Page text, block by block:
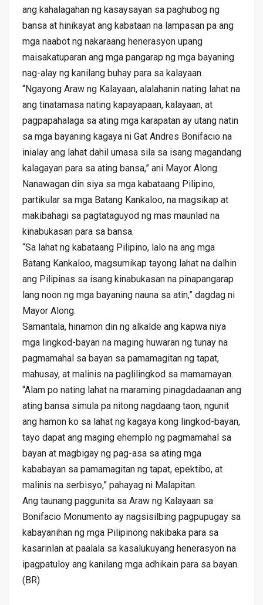
ang kahalagahan ng kasaysayan sa paghubog ng
bansa at hinikayat ang kabataan na lampasan pa ang
mga naabot ng nakaraang henerasyon upang
maisakatuparan ang mga pangarap ng mga bayaning
nag-alay ng kanilang buhay para sa kalayaan.
“Ngayong Araw ng Kalayaan, alalahanin nating lahat na
ang tinatamasa nating kapayapaan, kalayaan, at
pagpapahalaga sa ating mga karapatan ay utang natin
sa mga bayaning kagaya ni Gat Andres Bonifacio na
inialay ang lahat dahil umasa sila sa isang magandang
kalagayan para sa ating bansa,” ani Mayor Along.
Nanawagan din siya sa mga kabataang Pilipino,
partikular sa mga Batang Kankaloo, na magsikap at
makibahagi sa pagtataguyod ng mas maunlad na
kinabukasan para sa bansa.
“Sa lahat ng kabataang Pilipino, lalo na ang mga
Batang Kankaloo, magsumikap tayong lahat na dalhin
ang Pilipinas sa isang kinabukasan na pinapangarap
lang noon ng mga bayaning nauna sa atin,” dagdag ni
Mayor Along.
Samantala, hinamon din ng alkalde ang kapwa niya
mga lingkod-bayan na maging huwaran ng tunay na
pagmamahal sa bayan sa pamamagitan ng tapat,
mahusay, at malinis na paglilingkod sa mamamayan.
“Alam po nating lahat na maraming pinagdadaanan ang
ating bansa simula pa nitong nagdaang taon, ngunit
ang hamon ko sa lahat ng kagaya kong lingkod-bayan,
tayo dapat ang maging ehemplo ng pagmamahal sa
bayan at magbigay ng pag-asa sa ating mga
kababayan sa pamamagitan ng tapat, epektibo, at
malinis na serbisyo,” pahayag ni Malapitan.
Ang taunang paggunita sa Araw ng Kalayaan sa
Bonifacio Monumento ay nagsisilbing pagpupugay sa
kabayanihan ng mga Pilipinong nakibaka para sa
kasarinlan at paalala sa kasalukuyang henerasyon na
ipagpatuloy ang kanilang mga adhikain para sa bayan.
(BR)